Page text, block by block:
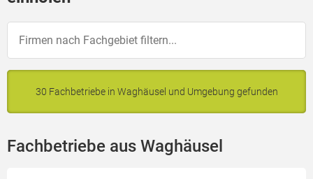
30 Fachbetriebe in Waghäusel und Umgebung gefunden
Fachbetriebe aus Waghäusel